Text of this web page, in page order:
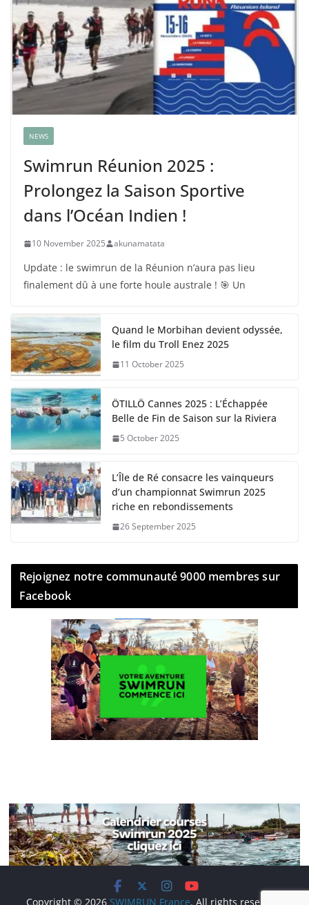
NEWS
Swimrun Réunion 2025 :
Prolongez la Saison Sportive
dans l’Océan Indien !
10 November 2025 akunamatata
Update : le swimrun de la Réunion n’aura pas lieu
finalement dû à une forte houle australe ! 🎯 Un
Quand le Morbihan devient odyssée,
le film du Troll Enez 2025
11 October 2025
ÖTILLÖ Cannes 2025 : L’Échappée
Belle de Fin de Saison sur la Riviera
5 October 2025
L’Île de Ré consacre les vainqueurs
d’un championnat Swimrun 2025
riche en rebondissements
26 September 2025
Rejoignez notre communauté 9000 membres sur
Facebook
Copyright © 2026 SWIMRUN France. All rights reserved.